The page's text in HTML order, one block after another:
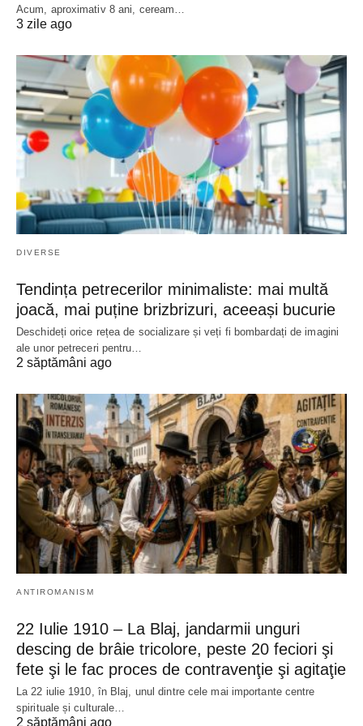
Acum, aproximativ 8 ani, ceream…
3 zile ago
DIVERSE
Tendința petrecerilor minimaliste: mai multă
joacă, mai puține brizbrizuri, aceeași bucurie
Deschideți orice rețea de socializare și veți fi bombardați de imagini
ale unor petreceri pentru…
2 săptămâni ago
ANTIROMANISM
22 Iulie 1910 – La Blaj, jandarmii unguri
descing de brâie tricolore, peste 20 feciori şi
fete şi le fac proces de contravenţie şi agitaţie
La 22 iulie 1910, în Blaj, unul dintre cele mai importante centre
spirituale și culturale…
2 săptămâni ago